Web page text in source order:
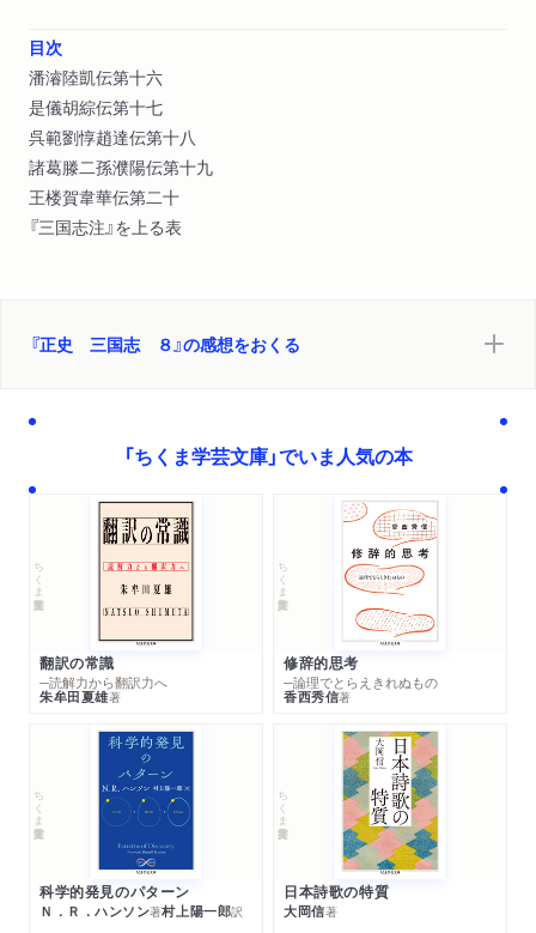
目次
潘濬陸凱伝第十六
是儀胡綜伝第十七
呉範劉惇趙達伝第十八
諸葛滕二孫濮陽伝第十九
王楼賀韋華伝第二十
『三国志注』を上る表
『正史 三国志 ８』の感想をおくる
「ちくま学芸文庫」でいま人気の本
ちくま学芸文庫
翻訳の常識
─読解力から翻訳力へ
朱牟田夏雄著
ちくま学芸文庫
修辞的思考
─論理でとらえきれぬもの
香西秀信著
ちくま学芸文庫
科学的発見のパターン
Ｎ．Ｒ．ハンソン著村上陽一郎訳
ちくま学芸文庫
日本詩歌の特質
大岡信著